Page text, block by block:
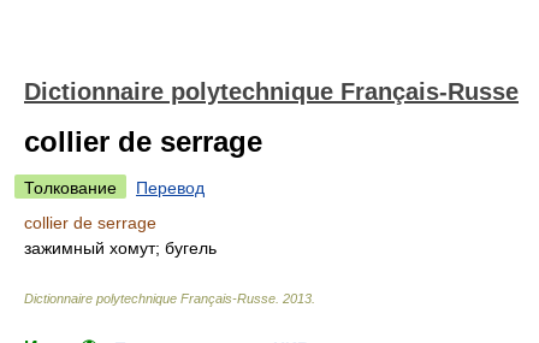
Dictionnaire polytechnique Français-Russe
collier de serrage
Толкование
Перевод
collier de serrage
зажимный хомут; бугель
Dictionnaire polytechnique Français-Russe 2013